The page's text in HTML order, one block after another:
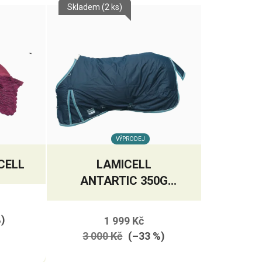
VÝPRODEJ
LAMICELL
ANTARTIC 350G
VÝBĚHOVÁ
TERMODEKA
Skladem (2 ks)
1 999 Kč
3 000 Kč (–33 %)